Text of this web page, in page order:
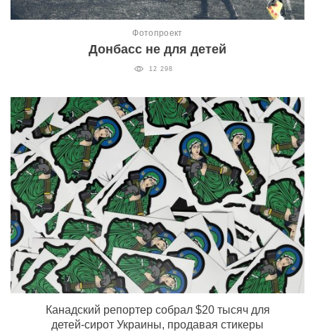
Фотопроект
Донбасс не для детей
12 298
Канадский репортер собрал $20 тысяч для
детей-сирот Украины, продавая стикеры